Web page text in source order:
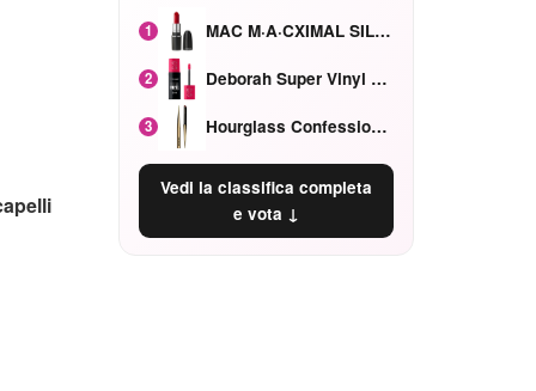
1 MAC M·A·CXIMAL SILKY MATTE Red Rock mat
2 Deborah Super Vinyl Shake Rosa Ciliegia
3 Hourglass Confession Ricaricabile Ultra Preciso Ad Alta Intensità Secretly Classic Red
Vedi la classifica completa
e vota ↓